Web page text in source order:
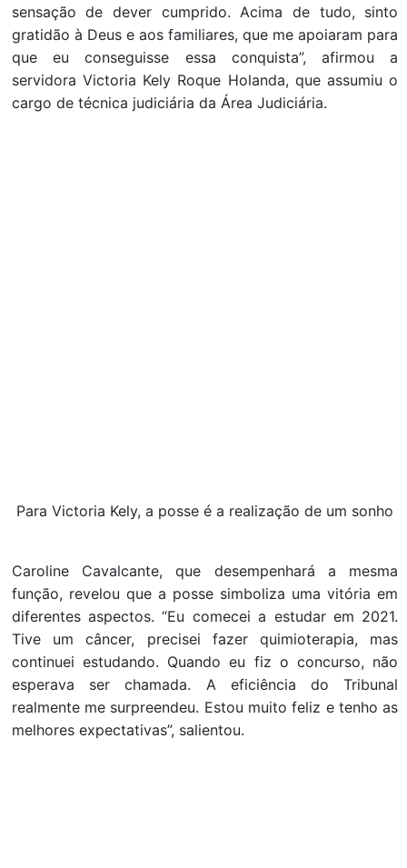
sensação de dever cumprido. Acima de tudo, sinto
gratidão à Deus e aos familiares, que me apoiaram para
que eu conseguisse essa conquista”, afirmou a
servidora Victoria Kely Roque Holanda, que assumiu o
cargo de técnica judiciária da Área Judiciária.
Para Victoria Kely, a posse é a realização de um sonho
Caroline Cavalcante, que desempenhará a mesma
função, revelou que a posse simboliza uma vitória em
diferentes aspectos. “Eu comecei a estudar em 2021.
Tive um câncer, precisei fazer quimioterapia, mas
continuei estudando. Quando eu fiz o concurso, não
esperava ser chamada. A eficiência do Tribunal
realmente me surpreendeu. Estou muito feliz e tenho as
melhores expectativas”, salientou.